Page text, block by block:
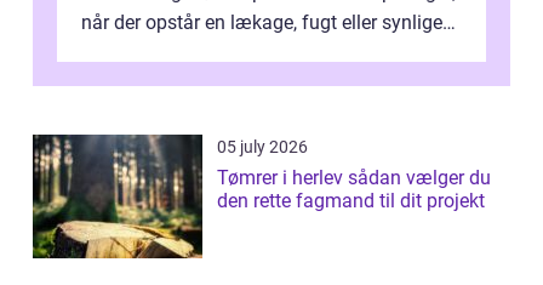
når der opstår en lækage, fugt eller synlige
05 july 2026
Tømrer i herlev sådan vælger du
den rette fagmand til dit projekt